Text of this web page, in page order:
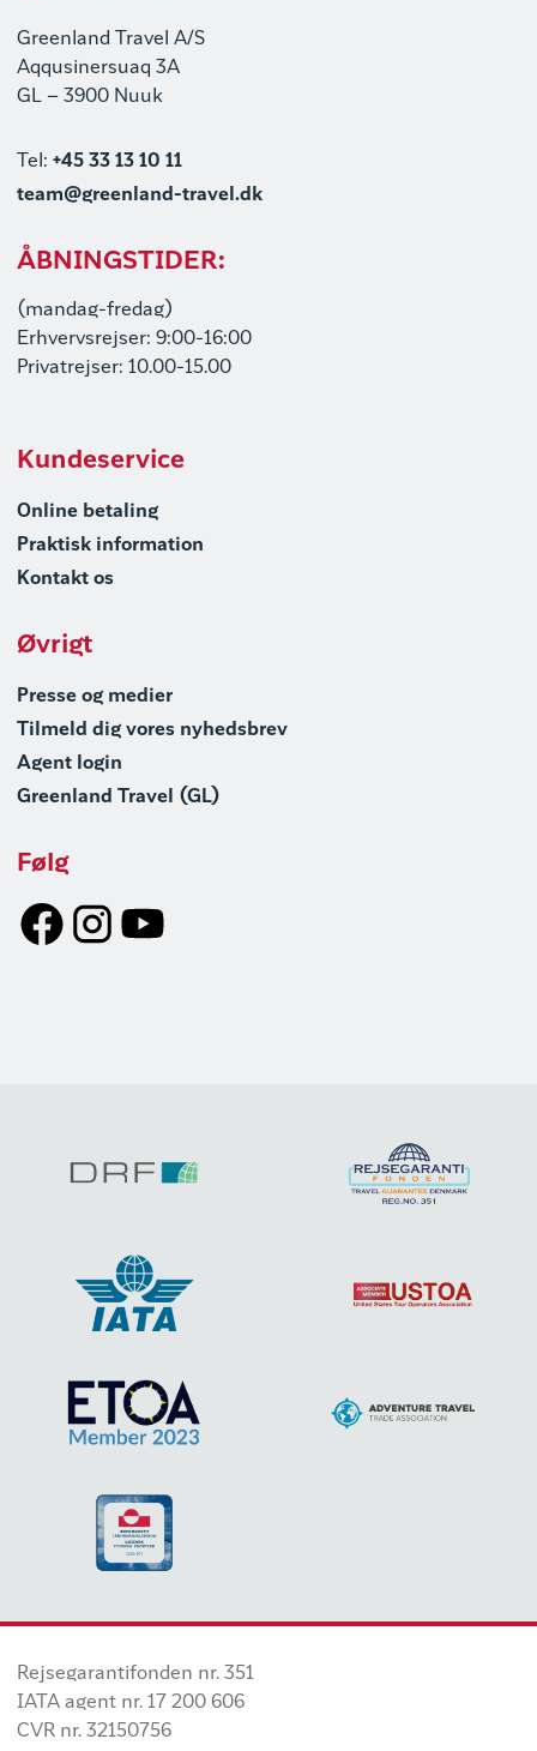
Greenland Travel A/S
Aqqusinersuaq 3A
GL – 3900 Nuuk
Tel: +45 33 13 10 11
team@greenland-travel.dk
ÅBNINGSTIDER:
(mandag-fredag)
Erhvervsrejser: 9:00-16:00
Privatrejser: 10.00-15.00
Kundeservice
Online betaling
Praktisk information
Kontakt os
Øvrigt
Presse og medier
Tilmeld dig vores nyhedsbrev
Agent login
Greenland Travel (GL)
Følg
Rejsegarantifonden nr. 351
IATA agent nr. 17 200 606
CVR nr. 32150756